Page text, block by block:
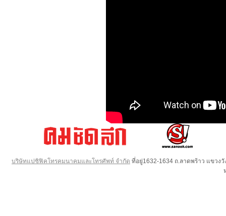
บริษัทแปซิฟิคโทรคมนาคมและโทรศัพท์ จำกัด ที่อยู่1632-1634 ถ.ลาดพร้าว แขวง